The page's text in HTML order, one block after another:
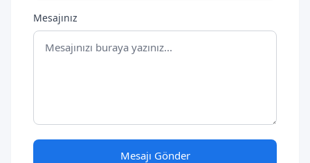
Mesajınız
Mesajı Gönder